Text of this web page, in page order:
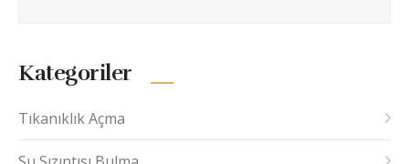
Kategoriler
Tıkanıklık Açma